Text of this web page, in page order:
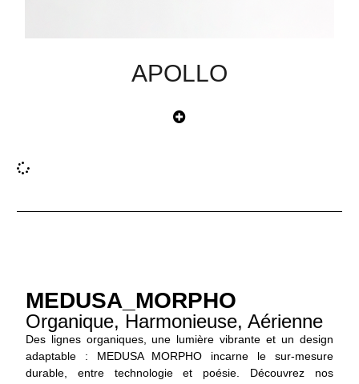
APOLLO
MEDUSA_MORPHO
Organique, Harmonieuse, Aérienne
Des lignes organiques, une lumière vibrante et un design
adaptable : MEDUSA MORPHO incarne le sur-mesure
durable, entre technologie et poésie. Découvrez nos